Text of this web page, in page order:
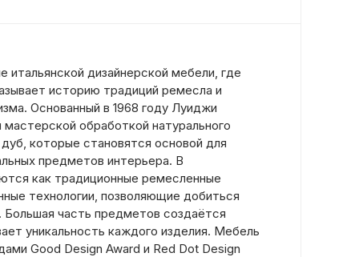
итальянской дизайнерской мебели, где
историю традиций ремесла и
Основанный в 1968 году Луиджи
обработкой натурального
которые становятся основой для
предметов интерьера. В
как традиционные ремесленные
технологии, позволяющие добиться
Большая часть предметов создаётся
уникальность каждого изделия. Мебель
Good Design Award и Red Dot Design